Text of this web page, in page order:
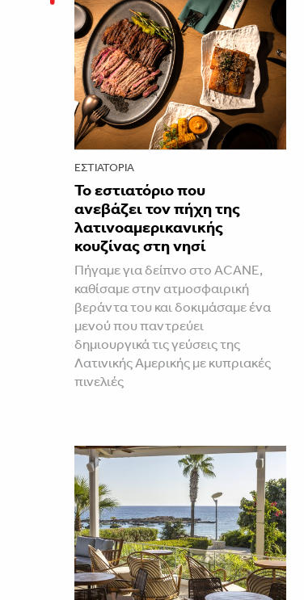
ΕΣΤΙΑΤΌΡΙΑ
Το εστιατόριο που
ανεβάζει τον πήχη της
λατινοαμερικανικής
κουζίνας στη νησί
Πήγαμε για δείπνο στο ACANE,
καθίσαμε στην ατμοσφαιρική
βεράντα του και δοκιμάσαμε ένα
μενού που παντρεύει
δημιουργικά τις γεύσεις της
Λατινικής Αμερικής με κυπριακές
πινελιές